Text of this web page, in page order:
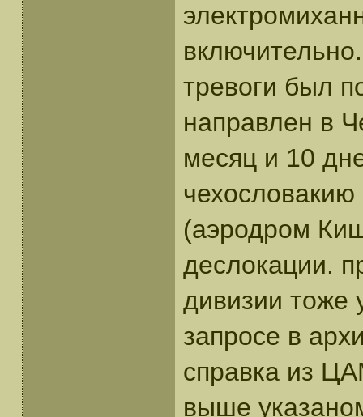
тревоги был
направлен в
месяц и 10
(аэродром
деслокации.
дивизии тоже
запросе в
справка из
выше